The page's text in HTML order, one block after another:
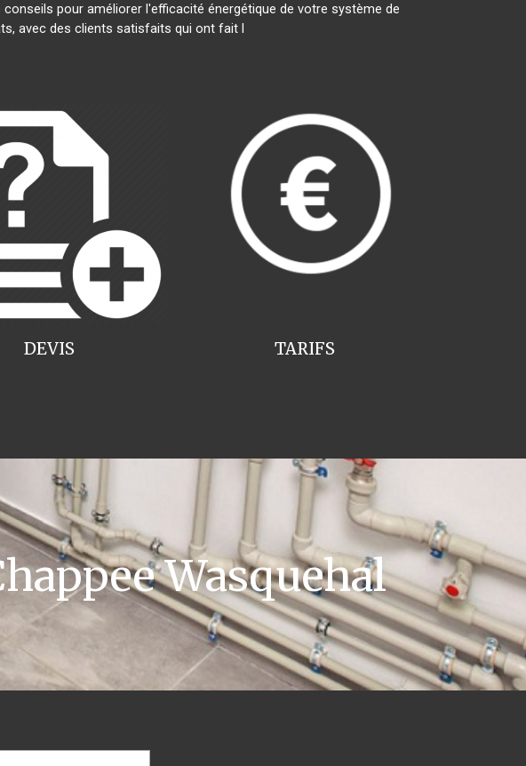
conseils pour améliorer l'efficacité énergétique de votre système de
avec des clients satisfaits qui ont fait l
TARIFS
DEVIS
Wasquehal